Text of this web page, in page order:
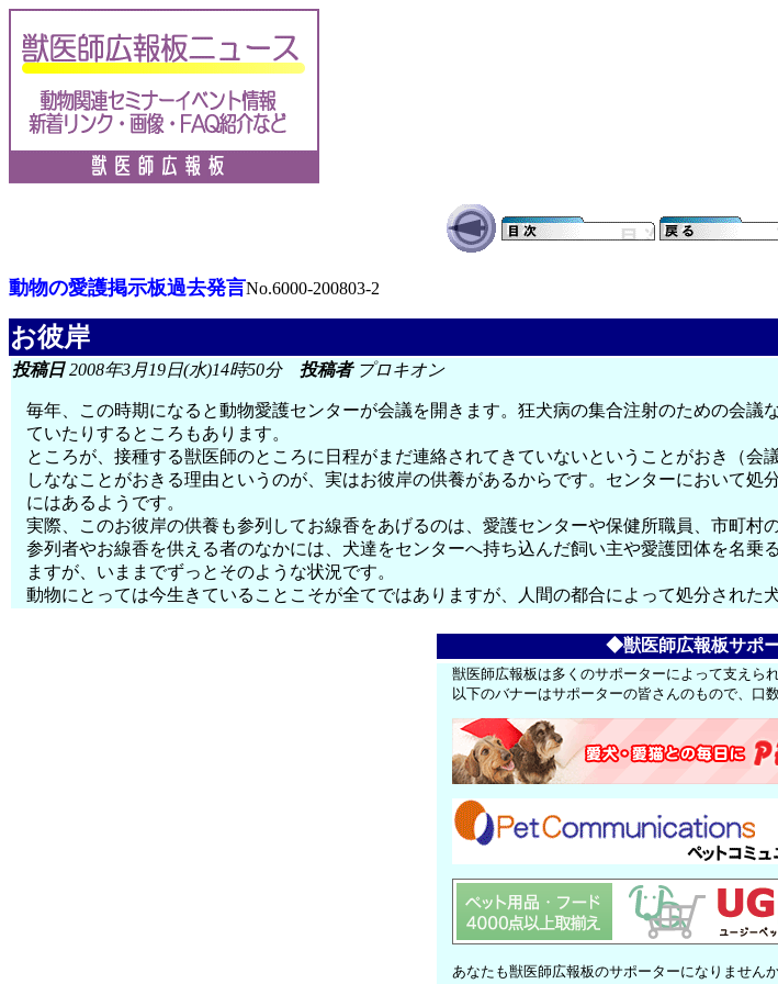
動物の愛護掲示板過去発言No.6000-200803-2
お彼岸
投稿日2008年3月19日(水)14時50分 投稿者プロキオン
毎年、この時期になると動物愛護センターが会議を開きます。狂犬病の集合注射のための会
ていたりするところもあります。
ところが、接種する獣医師のところに日程がまだ連絡されてきていないということがおき（
しななことがおきる理由というのが、実はお彼岸の供養があるからです。センターにおいて
にはあるようです。
実際、このお彼岸の供養も参列してお線香をあげるのは、愛護センターや保健所職員、市町村
参列者やお線香を供える者のなかには、犬達をセンターへ持ち込んだ飼い主や愛護団体を名
ますが、いままでずっとそのような状況です。
動物にとっては今生きていることこそが全てではありますが、人間の都合によって処分された
◆獣医師広報板サポ
獣医師広報板は多くのサポーターによって支えられ
以下のバナーはサポーターの皆さんのもので、口
あなたも獣医師広報板のサポーターになりませんか